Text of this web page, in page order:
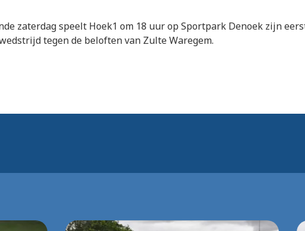
zaterdag speelt Hoek1 om 18 uur op Sportpark Denoek zijn
tegen de beloften van Zulte Waregem.